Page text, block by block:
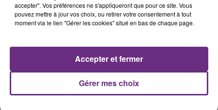
UN FEU DE REMORQUE BLOQUE LA
CIRCULATION DANS LES ARDENNES
fin de matinée sur l'A34.
accepter". Vos préférences ne s'appliqueront que pour ce site. Vous
pouvez mettre à jour vos choix, ou retirer votre consentement à tout
moment via le lien "Gérer les cookies" situé en bas de chaque page.
Gérer mes choix
Accepter et fermer